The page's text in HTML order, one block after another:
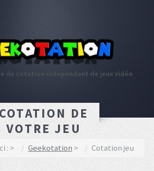
de cotation indépendant de jeux vidéo
COTATION DE
VOTRE JEU
: Geekotation Cotation jeu